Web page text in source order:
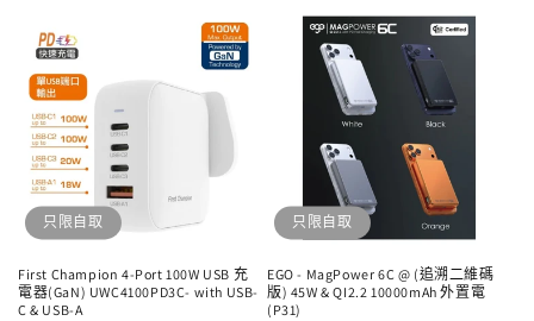
只限自取
First Champion 4-Port 100W USB 充
電器(GaN) UWC4100PD3C- with USB-
C & USB-A
只限自取
EGO - MagPower 6C @ (追溯二維碼
版) 45W & QI2.2 10000mAh 外置電
(P31)